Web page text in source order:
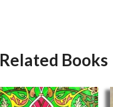
Related Books